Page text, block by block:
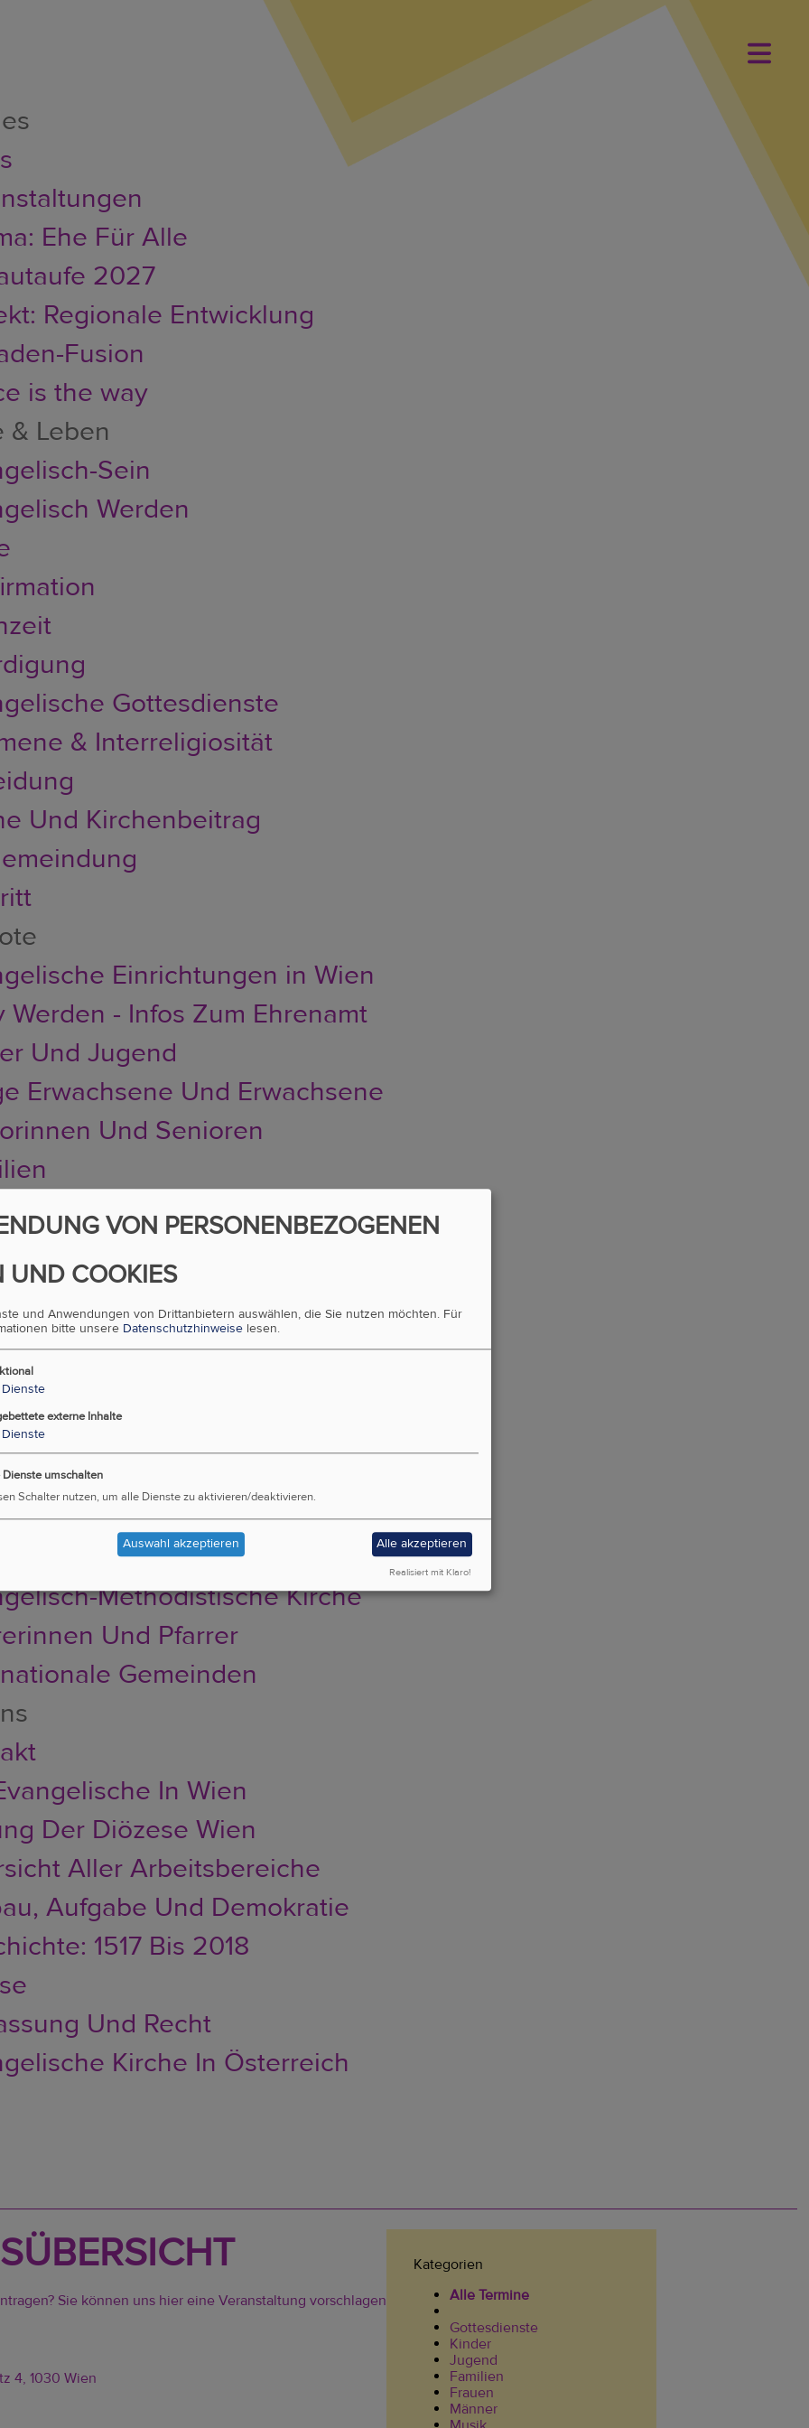
Ehe Für Alle
2027
Regionale Entwicklung
Fusion
is the way
& Leben
Sein
Werden
Gottesdienste
& Interreligiosität
Und Kirchenbeitrag
Einrichtungen in Wien
Werden - Infos Zum Ehrenamt
Und Jugend
Erwachsene Und Erwachsene
Und Senioren
- Wir Sind Für Sie Da
Und Kultur
Und Klimaschutz
Und Schulamt
A.B.
H.B.
Wien
Methodistische Kirche
Und Pfarrer
Gemeinden
In Wien
Der Diözese Wien
Aller Arbeitsbereiche
Aufgabe Und Demokratie
1517 Bis 2018
Und Recht
Kirche In Österreich
Sie können uns hier eineVeranstaltung vorschlagen
4, 1030 Wien
Kategorien
Alle Termine
Gottesdienste
Kinder
Jugend
Familien
Frauen
Männer
VON PERSONENBEZOGENEN
UND COOKIES
und Anwendungen von Drittanbietern auswählen, die Sie nutzen möchten. Für
bitte unsere Datenschutzhinweise lesen.
Dienste
externe Inhalte
Dienste
umschalten
Schalter nutzen, um alle Dienste zu aktivieren/deaktivieren.
Auswahl akzeptieren Alle akzeptieren
Realisiert mit Klaro!